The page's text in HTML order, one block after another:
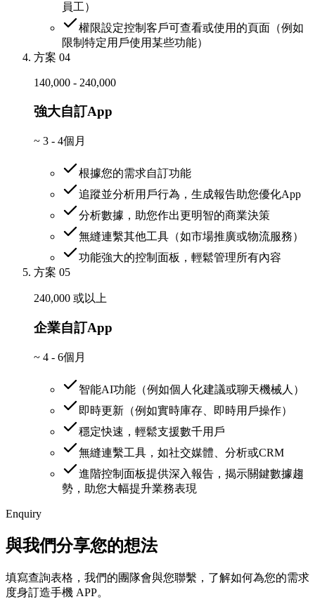
員工）
權限設定控制客戶可查看或使用的頁面（例如
限制特定用戶使用某些功能）
方案 04
140,000 - 240,000
強大自訂App
~ 3 - 4個月
根據您的需求自訂功能
追蹤並分析用戶行為，生成報告助您優化App
分析數據，助您作出更明智的商業決策
無縫連繫其他工具（如市場推廣或物流服務）
功能強大的控制面板，輕鬆管理所有內容
方案 05
240,000 或以上
企業自訂App
~ 4 - 6個月
智能AI功能（例如個人化建議或聊天機械人）
即時更新（例如實時庫存、即時用戶操作）
穩定快速，輕鬆支援數千用戶
無縫連繫工具，如社交媒體、分析或CRM
進階控制面板提供深入報告，揭示關鍵數據趨
勢，助您大幅提升業務表現
Enquiry
與我們分享您的想法
填寫查詢表格，我們的團隊會與您聯繫，了解如何為您的需求
度身訂造手機 APP。